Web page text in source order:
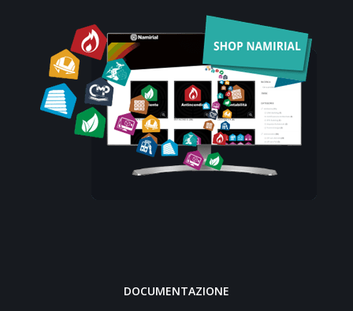
DOCUMENTAZIONE